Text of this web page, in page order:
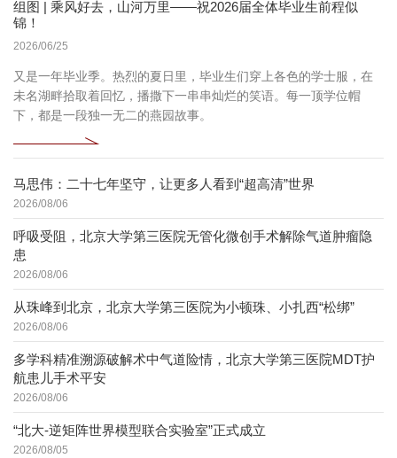
组图 | 乘风好去，山河万里——祝2026届全体毕业生前程似
锦！
2026/06/25
又是一年毕业季。热烈的夏日里，毕业生们穿上各色的学士服，在
未名湖畔拾取着回忆，播撒下一串串灿烂的笑语。每一顶学位帽
下，都是一段独一无二的燕园故事。
马思伟：二十七年坚守，让更多人看到“超高清”世界
2026/08/06
呼吸受阻，北京大学第三医院无管化微创手术解除气道肿瘤隐
患
2026/08/06
从珠峰到北京，北京大学第三医院为小顿珠、小扎西“松绑”
2026/08/06
多学科精准溯源破解术中气道险情，北京大学第三医院MDT护
航患儿手术平安
2026/08/06
“北大-逆矩阵世界模型联合实验室”正式成立
2026/08/05